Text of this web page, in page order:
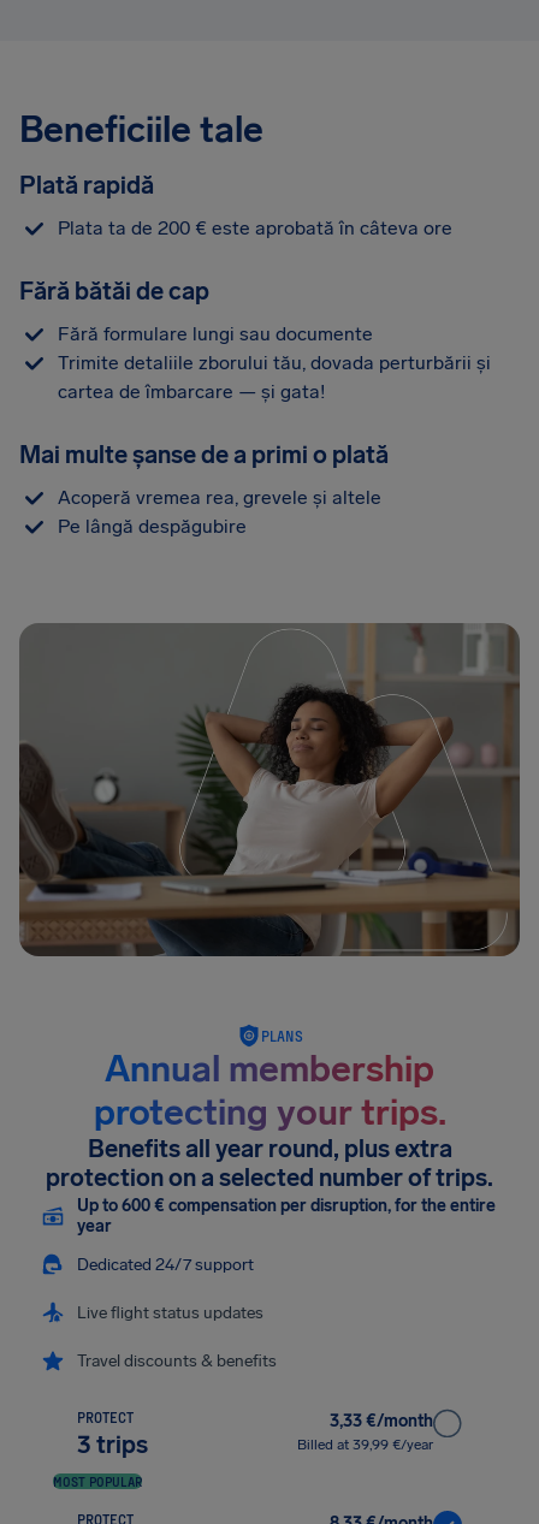
Beneficiile tale
Plată rapidă
Plata ta de 200 € este aprobată în câteva ore
Fără bătăi de cap
Fără formulare lungi sau documente
Trimite detaliile zborului tău, dovada perturbării și
cartea de îmbarcare — și gata!
Mai multe șanse de a primi o plată
Acoperă vremea rea, grevele și altele
Pe lângă despăgubire
PLANS
Annual membership
protecting your trips.
Benefits all year round, plus extra
protection on a selected number of trips.
Up to 600 € compensation per disruption, for the entire
year
Dedicated 24/7 support
Live flight status updates
Travel discounts & benefits
PROTECT
3 trips
3,33 €/month
Billed at 39,99 €/year
MOST POPULAR
PROTECT